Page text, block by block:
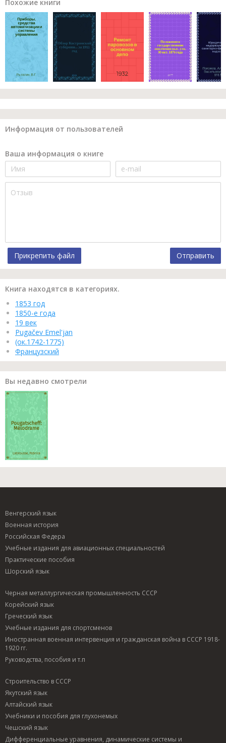
Похожие книги
Информация от пользователей
Ваша информация о книге
Прикрепить файл Отправить
Книга находятся в категориях.
1853 год
1850-е года
19 век
Pugačev Emel'jan
(ок.1742-1775)
Французский
Вы недавно смотрели
Венгерский язык
Военная история
Российская Федера
Учебные издания для авиационных специальностей
Практические пособия
Шорский язык
Черная металлургическая промышленность СССР
Корейский язык
Греческий язык
Учебные издания для спортсменов
Иностранная военная интервенция и гражданская война в СССР 1918-
1920 гг.
Руководства, пособия и т.п
Строительство в СССР
Якутский язык
Алтайский язык
Учебники и пособия для глухонемых
Чешский язык
Дифференциальные уравнения, динамические системы и